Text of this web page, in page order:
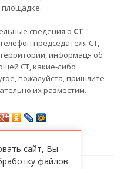
сведения о СТ
председателя СТ,
информаця об
СТ, какие-либо
пожалуйста, пришлите
их разместим.
сайт, Вы
файлов